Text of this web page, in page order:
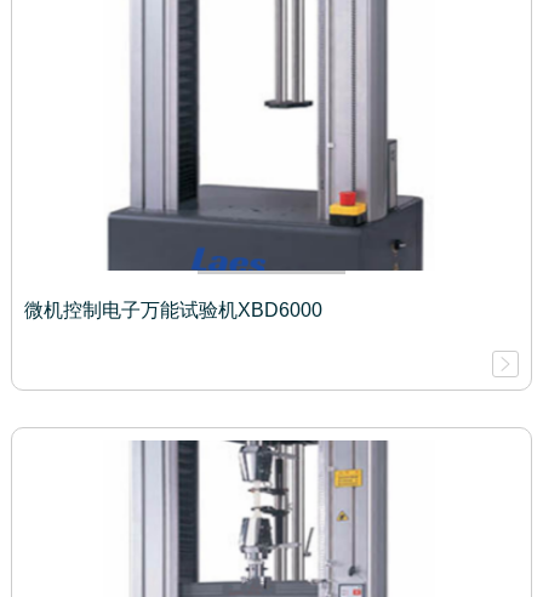
微机控制电子万能试验机XBD6000